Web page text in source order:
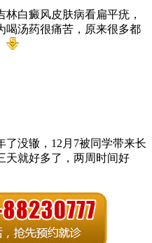
白癜风皮肤病看扁平疣，
喝汤药很痛苦，原来很多都
了没辙，12月7被同学带来长
天就好多了，两周时间好